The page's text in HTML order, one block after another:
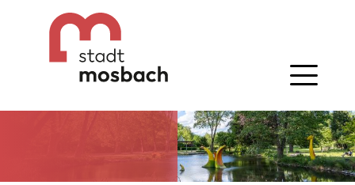
Gehe zum Navigationsbereich
Gehe zum Inhalt